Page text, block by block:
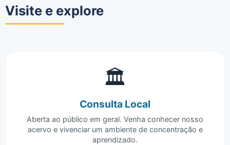
Visite e explore
🏛️
Consulta Local
Aberta ao público em geral. Venha conhecer nosso
acervo e vivenciar um ambiente de concentração e
aprendizado.